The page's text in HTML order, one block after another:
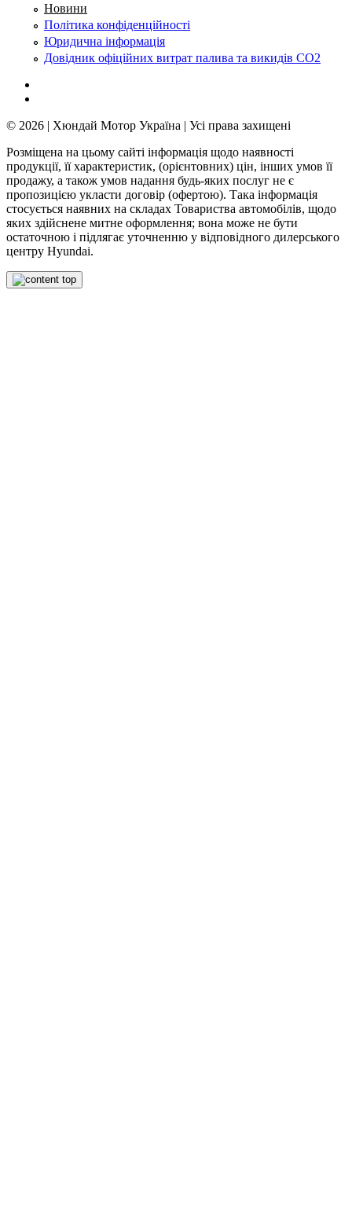
Новини
Політика конфіденційності
Юридична інформація
Довідник офіційних витрат палива та викидів СО2
© 2026 | Хюндай Мотор Україна | Усі права захищені
Розміщена на цьому сайті інформація щодо наявності
продукції, її характеристик, (орієнтовних) цін, інших умов її
продажу, а також умов надання будь-яких послуг не є
пропозицією укласти договір (офертою). Така інформація
стосується наявних на складах Товариства автомобілів, щодо
яких здійснене митне оформлення; вона може не бути
остаточною і підлягає уточненню у відповідного дилерського
центру Hyundai.